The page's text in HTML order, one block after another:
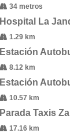
34 metros
Hospital La
1.29 km
Estación
8.12 km
Estación
10.57 km
Parada Taxis
17.16 km